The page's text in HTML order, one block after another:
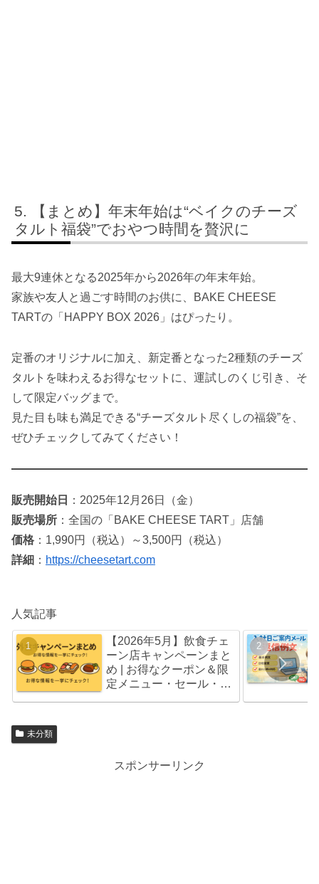
【まとめ】年末年始は“ベイクのチーズ
タルト福袋”でおやつ時間を贅沢に
最大9連休となる2025年から2026年の年末年始。
家族や友人と過ごす時間のお供に、BAKE CHEESE
TARTの「HAPPY BOX 2026」はぴったり。
定番のオリジナルに加え、新定番となった2種類のチーズ
タルトを味わえるお得なセットに、運試しのくじ引き、そ
して限定バッグまで。
見た目も味も満足できる“チーズタルト尽くしの福袋”を、
ぜひチェックしてみてください！
販売開始日
：2025年12月26日（金）
販売場所 ：全国の「BAKE CHEESE TART」店舗
価格 ：1,990円（税込）～3,500円（税込）
詳細 ： https://cheesetart.com
人気記事
【2026年5月】飲食チェ
ーン店キャンペーンまと
め | お得なクーポン＆限
定メニュー・セール・福
未分類
スポンサーリンク